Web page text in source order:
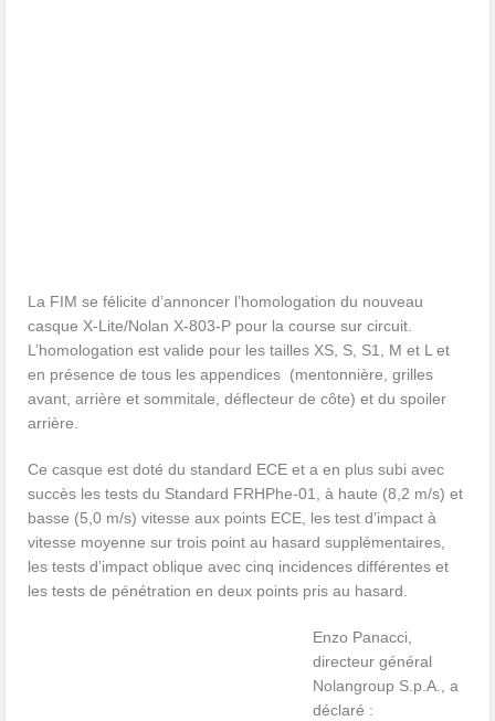
La FIM se félicite d’annoncer l’homologation du nouveau
casque X-Lite/Nolan X-803-P pour la course sur circuit.
L’homologation est valide pour les tailles XS, S, S1, M et L et
en présence de tous les appendices (mentonnière, grilles
avant, arrière et sommitale, déflecteur de côte) et du spoiler
arrière.
Ce casque est doté du standard ECE et a en plus subi avec
succès les tests du Standard FRHPhe-01, à haute (8,2 m/s) et
basse (5,0 m/s) vitesse aux points ECE, les test d’impact à
vitesse moyenne sur trois point au hasard supplémentaires,
les tests d’impact oblique avec cinq incidences différentes et
les tests de pénétration en deux points pris au hasard.
Enzo Panacci,
directeur général
Nolangroup S.p.A., a
déclaré :